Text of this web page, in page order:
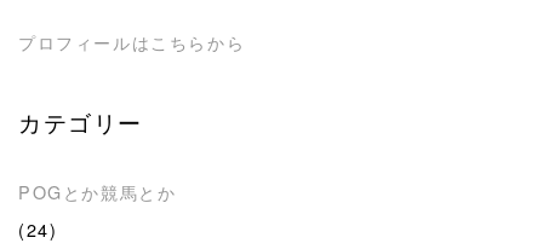
プロフィールはこちらから
カテゴリー
POGとか競馬とか
(24)